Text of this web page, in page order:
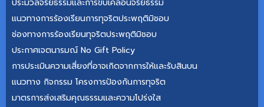
ประมวลจริยธรรมและการขับเคลื่อนจริยธรรม
แนวทางการร้องเรียนการทุจริตประพฤติมิชอบ
ช่องทางการร้องเรียนทุจริตประพฤติมิชอบ
ประกาศเจตนารมณ์ No Gift Policy
การประเมินความเสี่ยงที่อาจเกิดจากการให้และรับสินบน
แนวทาง กิจกรรม โครงการป้องกันการทุจริต
มาตรการส่งเสริมคุณธรรมและความโปร่งใส